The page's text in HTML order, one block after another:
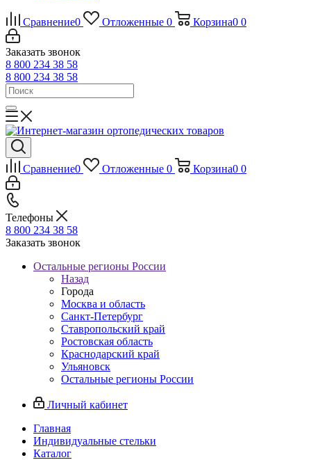
Сравнение0 Отложенные 0 Корзина0 0
Заказать звонок
8 800 234 38 58
8 800 234 38 58
Сравнение0 Отложенные 0 Корзина0 0
Телефоны
8 800 234 38 58
Заказать звонок
Остальные регионы России
Назад
Города
Москва и область
Санкт-Петербург
Ставропольский край
Ростовская область
Краснодарский край
Ульяновск
Остальные регионы России
Личный кабинет
Главная
Индивидуальные стельки
Каталог